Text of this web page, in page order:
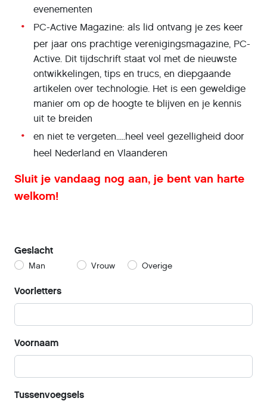
evenementen
PC-Active Magazine: als lid ontvang je zes keer
per jaar ons prachtige verenigingsmagazine, PC-
Active. Dit tijdschrift staat vol met de nieuwste
ontwikkelingen, tips en trucs, en diepgaande
artikelen over technologie. Het is een geweldige
manier om op de hoogte te blijven en je kennis
uit te breiden
en niet te vergeten.....heel veel gezelligheid door
heel Nederland en Vlaanderen
Sluit je vandaag nog aan, je bent van harte
welkom!
Geslacht
Man Vrouw Overige
Voorletters
Voornaam
Tussenvoegsels